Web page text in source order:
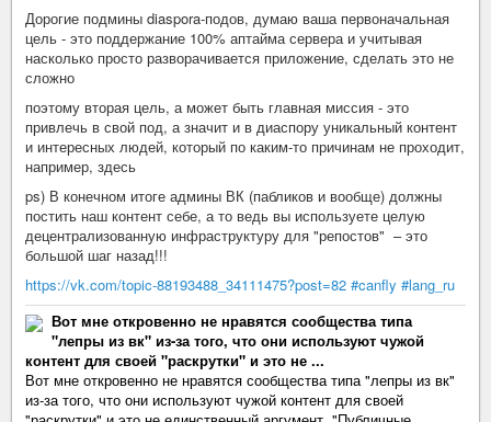
Дорогие подмины diaspora-подов, думаю ваша первоначальная
цель - это поддержание 100% аптайма сервера и учитывая
насколько просто разворачивается приложение, сделать это не
сложно
поэтому вторая цель, а может быть главная миссия - это
привлечь в свой под, а значит и в диаспору уникальный контент
и интересных людей, который по каким-то причинам не проходит,
например, здесь
ps) В конечном итоге админы ВК (пабликов и вообще) должны
постить наш контент себе, а то ведь вы используете целую
децентрализованную инфраструктуру для "репостов" – это
большой шаг назад!!!
https://vk.com/topic-88193488_34111475?post=82 #canfly #lang_ru
Вот мне откровенно не нравятся сообщества типа
"лепры из вк" из-за того, что они используют чужой
контент для своей "раскрутки" и это не ...
Вот мне откровенно не нравятся сообщества типа "лепры из вк"
из-за того, что они используют чужой контент для своей